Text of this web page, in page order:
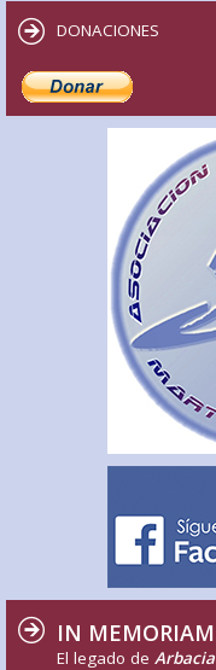
DONACIONES
IN MEMORIAM
El legado de Arbacia